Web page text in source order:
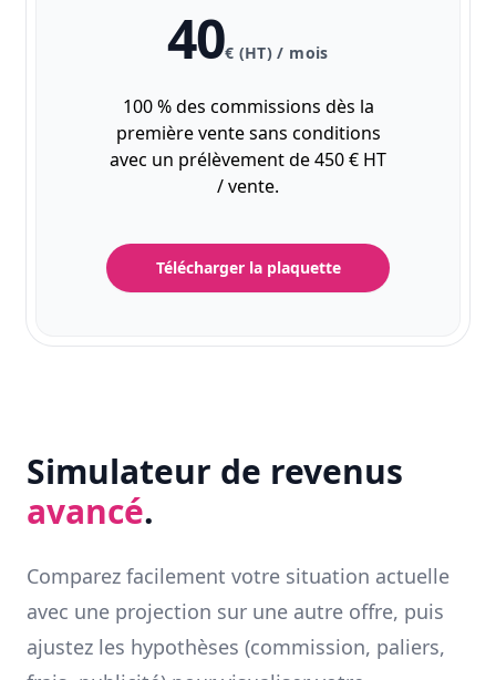
40€ (HT) / mois
100 % des commissions dès la
première vente sans conditions
avec un prélèvement de 450 € HT
/ vente.
Télécharger la plaquette
Simulateur de revenus
avancé.
Comparez facilement votre situation actuelle
avec une projection sur une autre offre, puis
ajustez les hypothèses (commission, paliers,